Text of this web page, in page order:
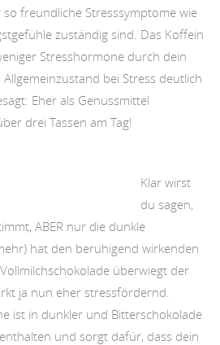
freundliche Stresssymptome wie
zuständig sind. Das Koffein
Stresshormone durch dein
bei Stress deutlich
Eher als Genussmittel
drei Tassen am Tag!
Klar wirst
du sagen,
ABER nur die dunkle
hat den beruhigend wirkenden
überwiegt der
ja nun eher stressfördernd.
ist in dunkler und Bitterschokolade
und sorgt dafür, dass dein